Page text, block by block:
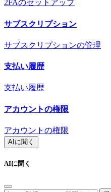
2FAのセットアップ
サブスクリプション
サブスクリプションの管理
支払い履歴
支払い履歴
アカウントの権限
アカウントの権限
AIに聞く
AIに聞く